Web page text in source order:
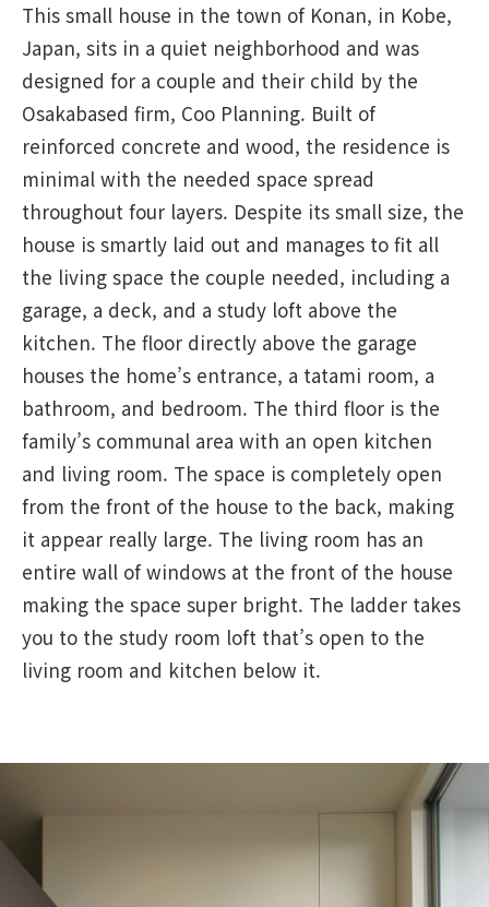
This small house in the town of Konan, in Kobe,
Japan, sits in a quiet neighborhood and was
designed for a couple and their child by the
Osakabased firm, Coo Planning. Built of
reinforced concrete and wood, the residence is
minimal with the needed space spread
throughout four layers. Despite its small size, the
house is smartly laid out and manages to fit all
the living space the couple needed, including a
garage, a deck, and a study loft above the
kitchen. The floor directly above the garage
houses the home’s entrance, a tatami room, a
bathroom, and bedroom. The third floor is the
family’s communal area with an open kitchen
and living room. The space is completely open
from the front of the house to the back, making
it appear really large. The living room has an
entire wall of windows at the front of the house
making the space super bright. The ladder takes
you to the study room loft that’s open to the
living room and kitchen below it.